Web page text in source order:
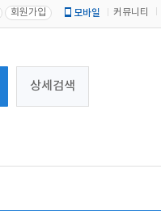
회원가입 모바일 커뮤니티
상세검색